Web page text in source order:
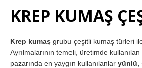
KREP KUMAŞ
Krep kumaş grubu çeşitli kumaş türleri
Ayrılmalarının temeli, üretimde
pazarında en yaygın kullanılanlar yünlü,